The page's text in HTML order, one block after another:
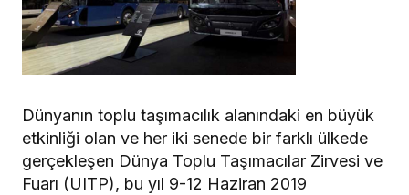
Dünyanın toplu taşımacılık alanındaki en büyük
etkinliği olan ve her iki senede bir farklı ülkede
gerçekleşen Dünya Toplu Taşımacılar Zirvesi ve
Fuarı (UITP), bu yıl 9-12 Haziran 2019